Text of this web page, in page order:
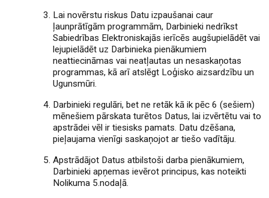
Lai novērstu riskus Datu izpaušanai caur
ļaunprātīgām programmām, Darbinieki nedrīkst
Sabiedrības Elektroniskajās ierīcēs augšupielādēt vai
lejupielādēt uz Darbinieka pienākumiem
neattiecināmas vai neatļautas un nesaskaņotas
programmas, kā arī atslēgt Loģisko aizsardzību un
Ugunsmūri.
Darbinieki regulāri, bet ne retāk kā ik pēc 6 (sešiem)
mēnešiem pārskata turētos Datus, lai izvērtētu vai to
apstrādei vēl ir tiesisks pamats. Datu dzēšana,
pieļaujama vienīgi saskaņojot ar tiešo vadītāju.
Apstrādājot Datus atbilstoši darba pienākumiem,
Darbinieki apņemas ievērot principus, kas noteikti
Nolikuma 5.nodaļā.